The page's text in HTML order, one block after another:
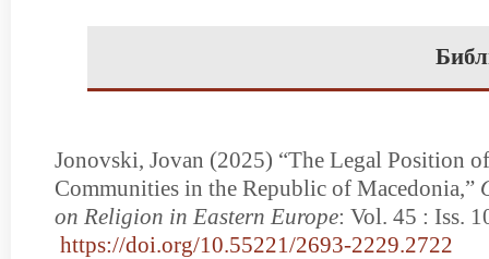
Jonovski, Jovan (2025) “The Legal Position
Communities in the Republic of Macedonia,”
on Religion in Eastern Europe: Vol. 45 : Iss.
https://doi.org/10.55221/2693-2229.2722